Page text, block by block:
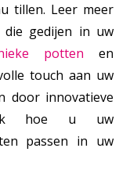
tillen. Leer meer
die gedijen in uw
potten en
touch aan uw
door innovatieve
hoe u uw
passen in uw